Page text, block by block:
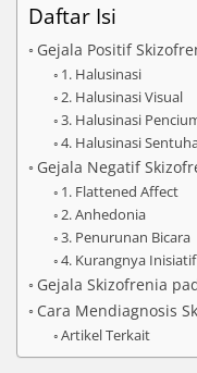
Daftar Isi
Gejala Positif
1. Halusinasi
2. Halusinasi Visual
3. Halusinasi
4. Halusinasi
Gejala Negatif
1. Flattened Affect
2. Anhedonia
3. Penurunan Bicara
4. Kurangnya Inisiatif
Gejala Skizofrenia
Cara Mendiagnosis
Artikel Terkait